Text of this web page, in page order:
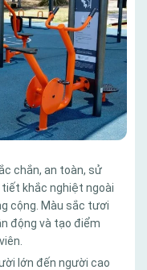
chắn, an toàn, sử
khắc nghiệt ngoài
cộng. Màu sắc tươi
động và tạo điểm
lớn đến người cao